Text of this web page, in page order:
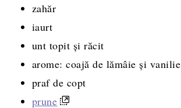
zahăr
iaurt
unt topit şi răcit
arome: coajă de lămâie și vanilie
praf de copt
prune